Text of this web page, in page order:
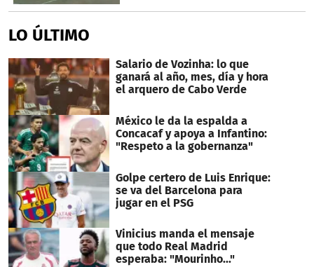
LO ÚLTIMO
Salario de Vozinha: lo que
ganará al año, mes, día y hora
el arquero de Cabo Verde
México le da la espalda a
Concacaf y apoya a Infantino:
"Respeto a la gobernanza"
Golpe certero de Luis Enrique:
se va del Barcelona para
jugar en el PSG
Vinicius manda el mensaje
que todo Real Madrid
esperaba: "Mourinho..."